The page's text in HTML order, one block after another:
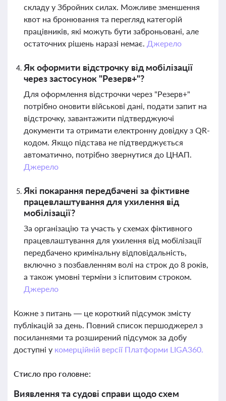
складу у Збройних силах. Можливе зменшення
квот на бронювання та перегляд категорій
працівників, які можуть бути заброньовані, але
остаточних рішень наразі немає. Джерело
Як оформити відстрочку від мобілізації
через застосунок "Резерв+"?
Для оформлення відстрочки через "Резерв+"
потрібно оновити військові дані, подати запит на
відстрочку, завантажити підтверджуючі
документи та отримати електронну довідку з QR-
кодом. Якщо підстава не підтверджується
автоматично, потрібно звернутися до ЦНАП.
Джерело
Які покарання передбачені за фіктивне
працевлаштування для ухилення від
мобілізації?
За організацію та участь у схемах фіктивного
працевлаштування для ухилення від мобілізації
передбачено кримінальну відповідальність,
включно з позбавленням волі на строк до 8 років,
а також умовні терміни з іспитовим строком.
Джерело
Кожне з питань — це короткий підсумок змісту
публікацій за день. Повний список першоджерел з
посиланнями та розширений підсумок за добу
доступні у комерційній версії Платформи LIGA360.
Стисло про головне:
Виявлення та судові справи щодо схем